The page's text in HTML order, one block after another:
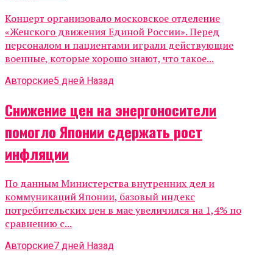
Концерт организовало московское отделение
«Женского движения Единой России». Перед
персоналом и пациентами играли действующие
военные, которые хорошо знают, что такое...
Авторские5 дней Назад
Снижение цен на энергоносители
помогло Японии сдержать рост
инфляции
По данным Министерства внутренних дел и
коммуникаций Японии, базовый индекс
потребительских цен в мае увеличился на 1,4% по
сравнению с...
Авторские7 дней Назад